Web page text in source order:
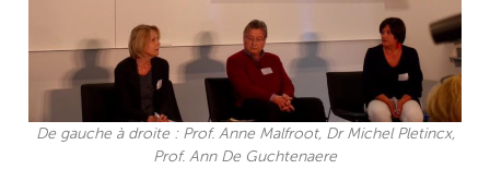
De gauche à droite : Prof. Anne Malfroot, Dr Michel Pletincx,
Prof. Ann De Guchtenaere